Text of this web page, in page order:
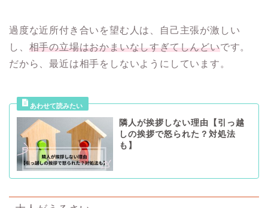
過度な近所付き合いを望む人は、自己主張が激しい
し、 相手の立場はおかまいなしすぎてしんどいです。
だから、最近は相手をしないようにしています。
隣人が挨拶しない理由【引っ越
しの挨拶で怒られた？対処法
も】